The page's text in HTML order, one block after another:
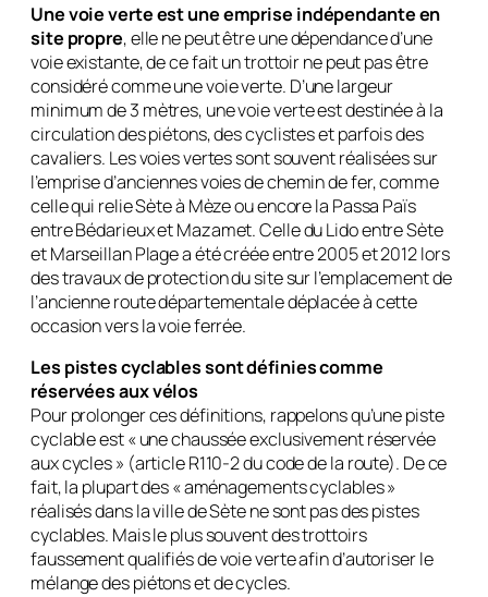
Une voie verte est une emprise indépendante en
site propre, elle ne peut être une dépendance d’une
voie existante, de ce fait un trottoir ne peut pas être
considéré comme une voie verte. D’une largeur
minimum de 3 mètres, une voie verte est destinée à la
circulation des piétons, des cyclistes et parfois des
cavaliers. Les voies vertes sont souvent réalisées sur
l’emprise d’anciennes voies de chemin de fer, comme
celle qui relie Sète à Mèze ou encore la Passa Païs
entre Bédarieux et Mazamet. Celle du Lido entre Sète
et Marseillan Plage a été créée entre 2005 et 2012 lors
des travaux de protection du site sur l’emplacement de
l’ancienne route départementale déplacée à cette
occasion vers la voie ferrée.
Les pistes cyclables sont définies comme
réservées aux vélos
Pour prolonger ces définitions, rappelons qu’une piste
cyclable est « une chaussée exclusivement réservée
aux cycles » (article R110-2 du code de la route). De ce
fait, la plupart des « aménagements cyclables »
réalisés dans la ville de Sète ne sont pas des pistes
cyclables. Mais le plus souvent des trottoirs
faussement qualifiés de voie verte afin d’autoriser le
mélange des piétons et de cycles.